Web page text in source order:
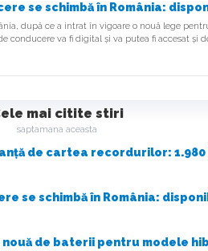
se schimbă în România:
după ce a intrat în vigoare o nouă lege
conducere va fi digital și va putea fi accesat și
mai citite stiri
saptamana aceasta
de cartea recordurilor: 1.980
se schimbă în România:
de baterii pentru modele